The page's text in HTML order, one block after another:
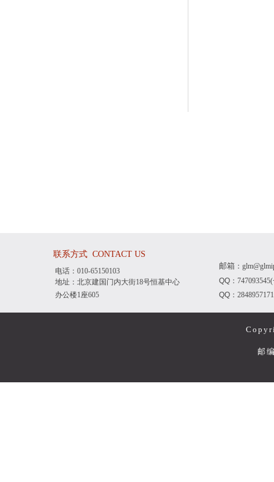
邮
联系方式 CONTACT US
电话：010-65150103
地址：北京建国门内大街18号恒基中心
办公楼1座605
邮箱 ：
QQ：
QQ：